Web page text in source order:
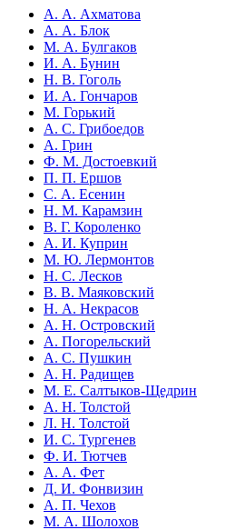
А. А. Ахматова
А. А. Блок
М. А. Булгаков
И. А. Бунин
Н. В. Гоголь
И. А. Гончаров
М. Горький
А. С. Грибоедов
А. Грин
Ф. М. Достоевкий
П. П. Ершов
С. А. Есенин
Н. М. Карамзин
В. Г. Короленко
А. И. Куприн
М. Ю. Лермонтов
Н. С. Лесков
В. В. Маяковский
Н. А. Некрасов
А. Н. Островский
А. Погорельский
А. С. Пушкин
А. Н. Радищев
М. Е. Салтыков-Щедрин
А. Н. Толстой
Л. Н. Толстой
И. С. Тургенев
Ф. И. Тютчев
А. А. Фет
Д. И. Фонвизин
А. П. Чехов
М. А. Шолохов